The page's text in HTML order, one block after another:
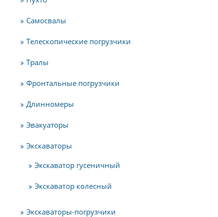
Самосвалы
Телескопические погрузчики
Тралы
Фронтальные погрузчики
Длинномеры
Эвакуаторы
Экскаваторы
Экскаватор гусеничный
Экскаватор колесный
Экскаваторы-погрузчики